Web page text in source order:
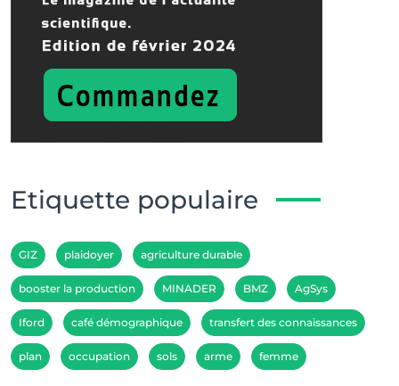
Etiquette populaire
GIZ plaidoyer agriculture durable
booster la production MINADER BMZ AgSys
Iford café démographique transfert des connaissances
plan occupation sols arme femme